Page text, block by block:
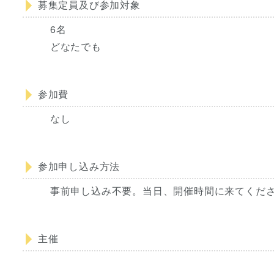
募集定員及び参加対象
6名
どなたでも
参加費
なし
参加申し込み方法
事前申し込み不要。当日、開催時間に来てくだ
主催